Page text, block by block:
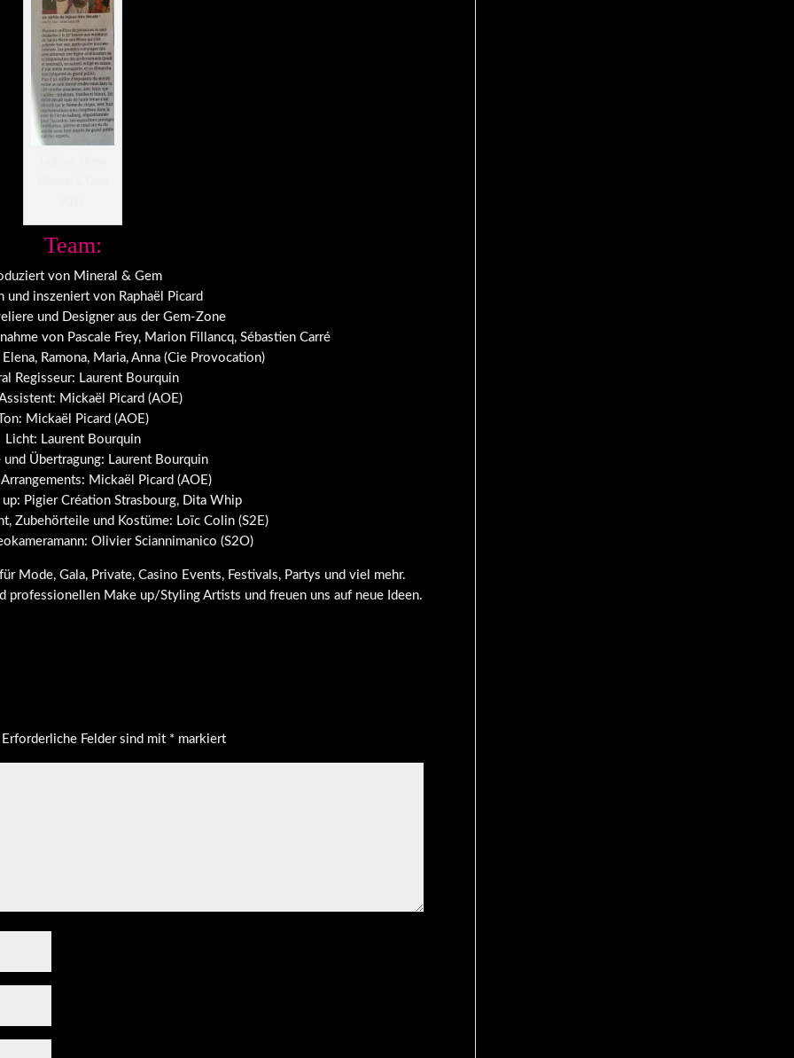
Team:
von Mineral & Gem
und inszeniert von Raphaël Picard
und Designer aus der Gem-Zone
von Pascale Frey, Marion Fillancq, Sébastien Carré
Ramona, Maria, Anna (Cie Provocation)
Regisseur: Laurent Bourquin
Mickaël Picard (AOE)
Mickaël Picard (AOE)
Licht: Laurent Bourquin
Übertragung: Laurent Bourquin
Mickaël Picard (AOE)
up: Pigier Création Strasbourg, Dita Whip
Zubehörteile und Kostüme: Loïc Colin (S2E)
Olivier Sciannimanico (S2O)
Mode, Gala, Private, Casino Events, Festivals, Partys und viel mehr.
Make up/Styling Artists und freuen uns auf neue Ideen.
Erforderliche Felder sind mit * markiert